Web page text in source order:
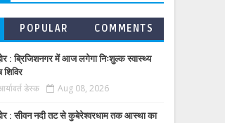
POPULAR COMMENTS
: ब्रिजिशनगर में आज लगेगा निःशुल्क स्वास्थ्य
शिविर
डेस्क Aug 08, 2026
: सीवन नदी तट से कुबेरेश्वरधाम तक आस्था का